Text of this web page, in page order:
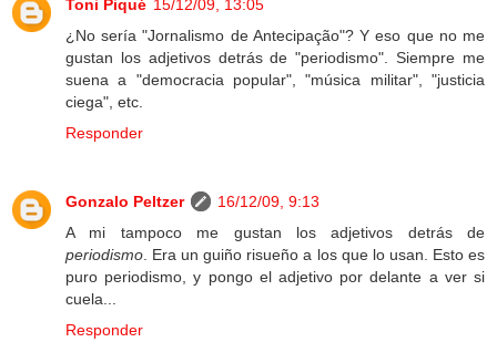
Toni Piqué 15/12/09, 13:05
¿No sería "Jornalismo de Antecipação"? Y eso que no me
gustan los adjetivos detrás de "periodismo". Siempre me
suena a "democracia popular", "música militar", "justicia
ciega", etc.
Responder
Gonzalo Peltzer
16/12/09, 9:13
A mi tampoco me gustan los adjetivos detrás de
periodismo. Era un guiño risueño a los que lo usan. Esto es
puro periodismo, y pongo el adjetivo por delante a ver si
cuela...
Responder